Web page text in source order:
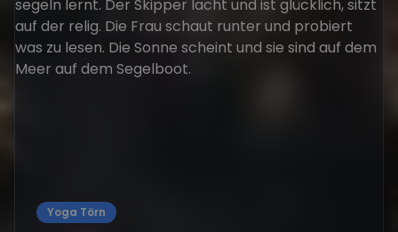
Yoga Törn